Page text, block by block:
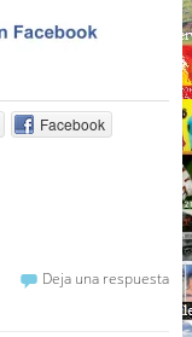
Facebook
Deja una respuesta